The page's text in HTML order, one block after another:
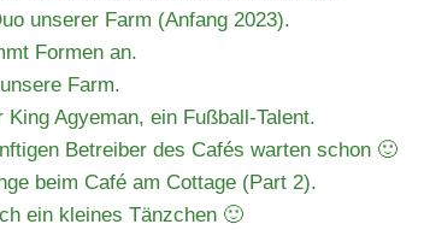
unserer Farm (Anfang 2023).
Formen an.
Farm.
King Agyeman, ein Fußball-Talent.
Betreiber des Cafés warten schon 🙂
beim Café am Cottage (Part 2).
ein kleines Tänzchen 🙂